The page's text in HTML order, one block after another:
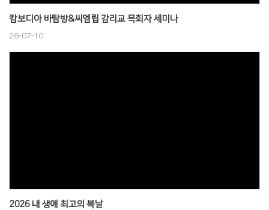
캄보디아 바탐방&씨엠립 감리교 목회자 세미나
26-07-10
2026 내 생애 최고의 복날